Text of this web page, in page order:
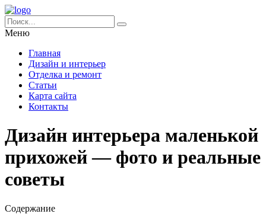
Меню
Главная
Дизайн и интерьер
Отделка и ремонт
Статьи
Карта сайта
Контакты
Дизайн интерьера маленькой
прихожей — фото и реальные
советы
Содержание